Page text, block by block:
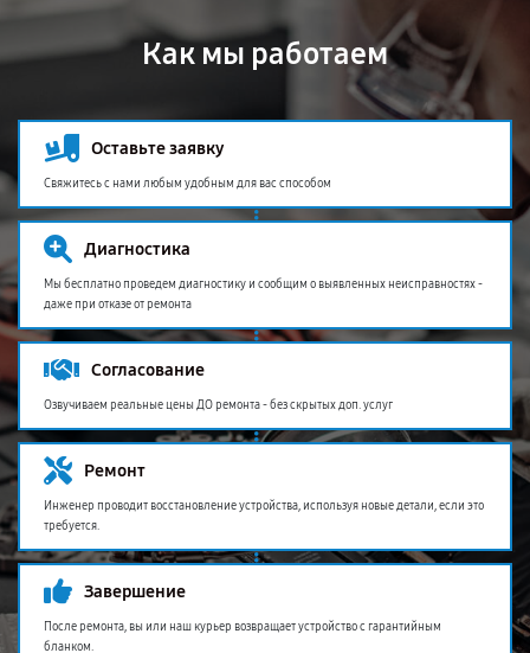
Как мы работаем
Оставьте заявку
Свяжитесь с нами любым удобным для вас способом
Диагностика
Мы бесплатно проведем диагностику и сообщим о выявленных неисправностях -
даже при отказе от ремонта
Согласование
Озвучиваем реальные цены ДО ремонта - без скрытых доп. услуг
Ремонт
Инженер проводит восстановление устройства, используя новые детали, если это
требуется.
Завершение
После ремонта, вы или наш курьер возвращает устройство с гарантийным
бланком.